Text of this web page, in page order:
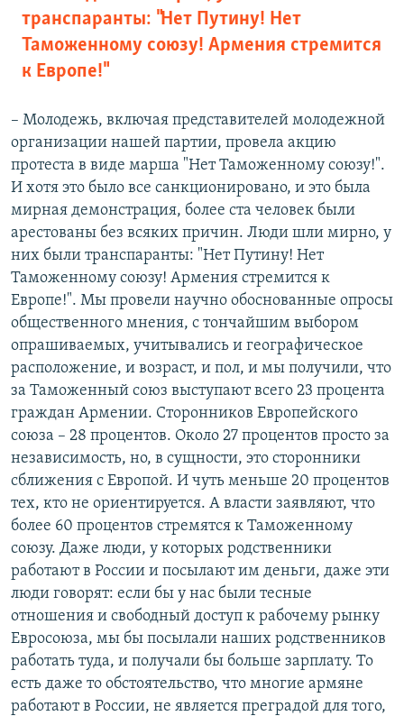
транспаранты: "Нет Путину! Нет
Таможенному союзу! Армения стремится
к Европе!"
– Молодежь, включая представителей молодежной
организации нашей партии, провела акцию
протеста в виде марша "Нет Таможенному союзу!".
И хотя это было все санкционировано, и это была
мирная демонстрация, более ста человек были
арестованы без всяких причин. Люди шли мирно, у
них были транспаранты: "Нет Путину! Нет
Таможенному союзу! Армения стремится к
Европе!". Мы провели научно обоснованные опросы
общественного мнения, с тончайшим выбором
опрашиваемых, учитывались и географическое
расположение, и возраст, и пол, и мы получили, что
за Таможенный союз выступают всего 23 процента
граждан Армении. Сторонников Европейского
союза – 28 процентов. Около 27 процентов просто за
независимость, но, в сущности, это сторонники
сближения с Европой. И чуть меньше 20 процентов
тех, кто не ориентируется. А власти заявляют, что
более 60 процентов стремятся к Таможенному
союзу. Даже люди, у которых родственники
работают в России и посылают им деньги, даже эти
люди говорят: если бы у нас были тесные
отношения и свободный доступ к рабочему рынку
Евросоюза, мы бы посылали наших родственников
работать туда, и получали бы больше зарплату. То
есть даже то обстоятельство, что многие армяне
работают в России, не является преградой для того,